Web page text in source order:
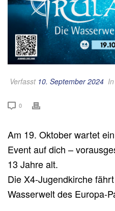
Verfasst 10. September 2024
0
Am 19. Oktober wartet
Event auf dich –
13 Jahre alt.
Die X4-Jugendkirche
Wasserwelt des Europa-